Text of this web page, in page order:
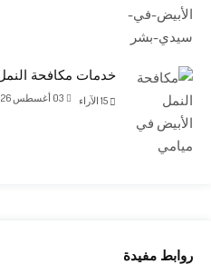
خدمات مكافحة
03 أغسطس 26 الآراء
روابط مفيدة